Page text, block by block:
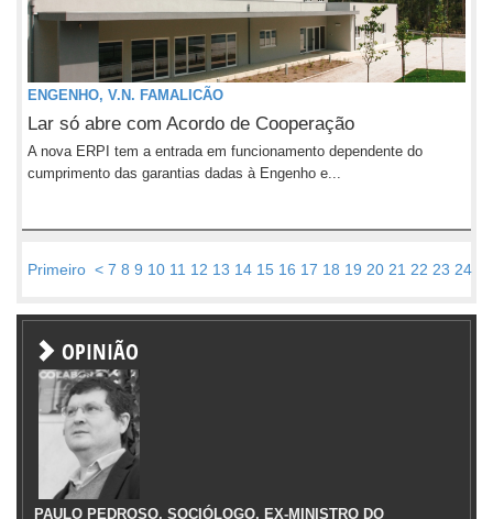
ENGENHO, V.N. FAMALICÃO
Lar só abre com Acordo de Cooperação
A nova ERPI tem a entrada em funcionamento dependente do
cumprimento das garantias dadas à Engenho e...
Primeiro < 7 8 9 10 11 12 13 14 15 16 17 18 19 20 21 22 23 24
OPINIÃO
PAULO PEDROSO, SOCIÓLOGO, EX-MINISTRO DO